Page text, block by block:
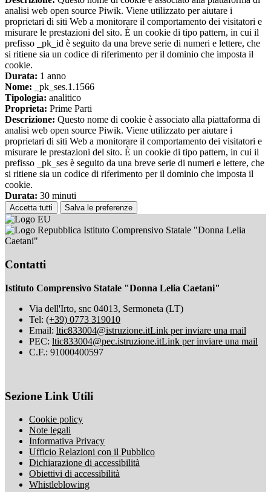
analisi web open source Piwik. Viene utilizzato per aiutare i
proprietari di siti Web a monitorare il comportamento dei visitatori e
misurare le prestazioni del sito. È un cookie di tipo pattern, in cui il
prefisso _pk_id è seguito da una breve serie di numeri e lettere, che
si ritiene sia un codice di riferimento per il dominio che imposta il
cookie.
Durata: 1 anno
Nome: _pk_ses.1.1566
Tipologia: analitico
Proprieta: Prime Parti
Descrizione: Questo nome di cookie è associato alla piattaforma di
analisi web open source Piwik. Viene utilizzato per aiutare i
proprietari di siti Web a monitorare il comportamento dei visitatori e
misurare le prestazioni del sito. È un cookie di tipo pattern, in cui il
prefisso _pk_ses è seguito da una breve serie di numeri e lettere, che
si ritiene sia un codice di riferimento per il dominio che imposta il
cookie.
Durata: 30 minuti
Accetta tutti Salva le preferenze
Istituto Comprensivo Statale "Donna Lelia
Caetani"
Contatti
Istituto Comprensivo Statale "Donna Lelia Caetani"
Via dell'Irto, snc 04013, Sermoneta (LT)
Tel: (+39) 0773 319010
Email: ltic833004@istruzione.itLink per inviare una mail
PEC: ltic833004@pec.istruzione.itLink per inviare una mail
C.F.: 91000400597
Sezione Link Utili
Cookie policy
Note legali
Informativa Privacy
Ufficio Relazioni con il Pubblico
Dichiarazione di accessibilità
Obiettivi di accessibilità
Whistleblowing